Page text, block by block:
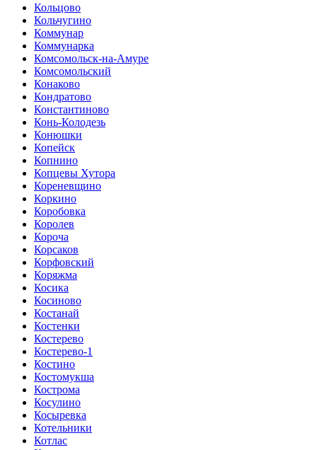
Кольцово
Кольчугино
Коммунар
Коммунарка
Комсомольск-на-Амуре
Комсомольский
Конаково
Кондратово
Константиново
Конь-Колодезь
Конюшки
Копейск
Копнино
Копцевы Хутора
Кореневщино
Коркино
Коробовка
Королев
Короча
Корсаков
Корфовский
Коряжма
Косика
Косиново
Костанай
Костенки
Костерево
Костерево-1
Костино
Костомукша
Кострома
Косулино
Косыревка
Котельники
Котлас